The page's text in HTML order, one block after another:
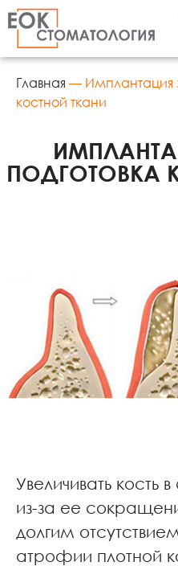
Главная — Имплантация
костной ткани
ПОДГОТОВКА
Увеличивать кость
из-за ее
долгим
атрофии плотной